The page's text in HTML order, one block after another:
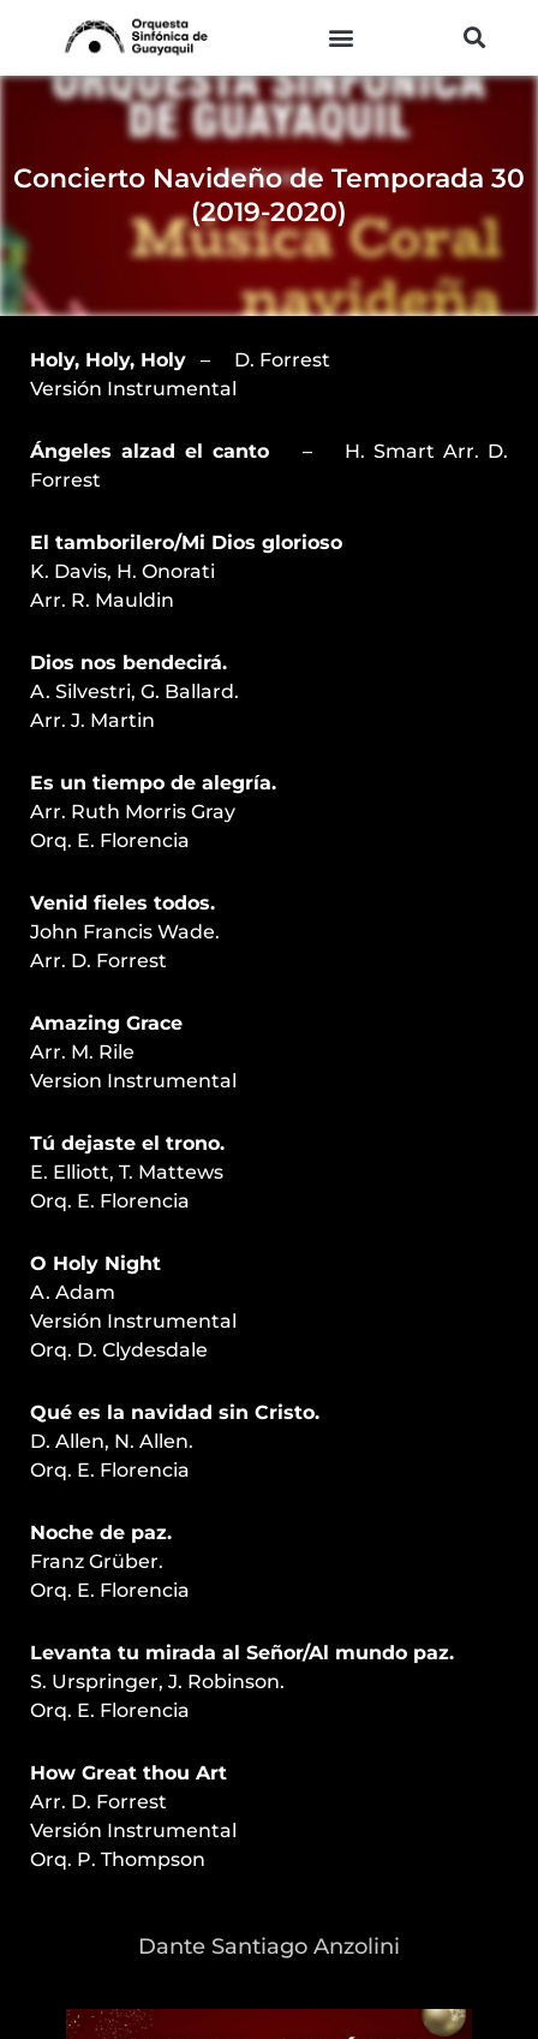
contenido
Concierto Navideño de Temporada 30
(2019-2020)
Holy, Holy, Holy – D. Forrest
Versión Instrumental
Ángeles alzad el canto– H. Smart Arr. D.
Forrest
El tamborilero/Mi Dios glorioso
K. Davis, H. Onorati
Arr. R. Mauldin
Dios nos bendecirá.
A. Silvestri, G. Ballard.
Arr. J. Martin
Es un tiempo de alegría.
Arr. Ruth Morris Gray
Orq. E. Florencia
Venid fieles todos.
John Francis Wade.
Arr. D. Forrest
Amazing Grace
Arr. M. Rile
Version Instrumental
Tú dejaste el trono.
E. Elliott, T. Mattews
Orq. E. Florencia
O Holy Night
A. Adam
Versión Instrumental
Orq. D. Clydesdale
Qué es la navidad sin Cristo.
D. Allen, N. Allen.
Orq. E. Florencia
Noche de paz.
Franz Grüber.
Orq. E. Florencia
Levanta tu mirada al Señor/Al mundo paz.
S. Urspringer, J. Robinson.
Orq. E. Florencia
How Great thou Art
Arr. D. Forrest
Versión Instrumental
Orq. P. Thompson
Dante Santiago Anzolini